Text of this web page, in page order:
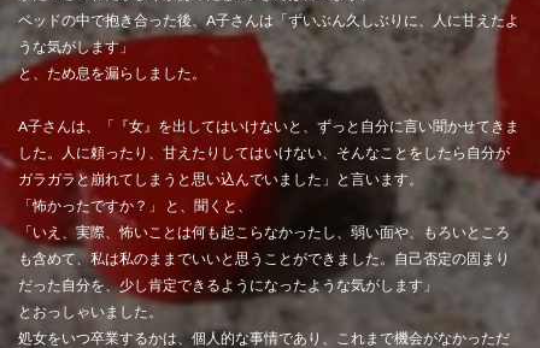
ベッドの中で抱き合った後、A子さんは「ずいぶん久しぶりに、人に甘えたよ
うな気がします」
と、ため息を漏らしました。
A子さんは、「『女』を出してはいけないと、ずっと自分に言い聞かせてきま
した。人に頼ったり、甘えたりしてはいけない、そんなことをしたら自分が
ガラガラと崩れてしまうと思い込んでいました」と言います。
「怖かったですか？」 と、聞くと、
「いえ、実際、怖いことは何も起こらなかったし、弱い面や、もろいところ
も含めて、私は私のままでいいと思うことができました。自己否定の固まり
だった自分を、少し肯定できるようになったような気がします」
とおっしゃいました。
処女をいつ卒業するかは、個人的な事情であり、これまで機会がなかっただ